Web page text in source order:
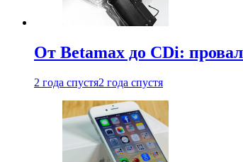
От Betamax до CDi:
2 года спустя2 года спустя